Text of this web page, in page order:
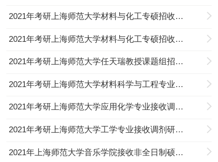
2021年考研上海师范大学材料与化工专硕招收是调剂研究生的通知
2021年考研上海师范大学材料与化工专硕招收调剂研究生的通知
2021年考研上海师范大学任天瑞教授课题组招收调剂研究生的通知
2021年考研上海师范大学材料科学与工程专业招收是调剂研究生的通知
2021年考研上海师范大学应用化学专业接收调剂的通知
2021年考研上海师范大学工学专业接收调剂研究生的通知
2021年上海师范大学音乐学院接收非全日制硕士生调剂办法